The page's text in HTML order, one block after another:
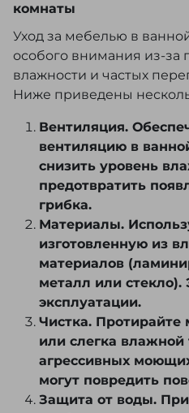
комнаты
Уход за мебелью в
особого внимания из-
влажности и частых
Ниже приведены
Вентиляция.
вентиляцию в
снизить уровень
предотвратить
грибка.
Материалы.
изготовленную из
материалов
металл или стекло).
эксплуатации.
Чистка. Протирайте
или слегка влажной
агрессивных
могут повредить
Защита от воды.